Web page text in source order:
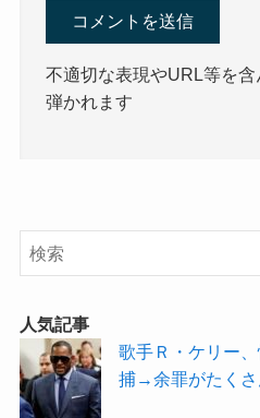
不適切な表現やURL等を
弾かれます
人気記事
歌手Ｒ・ケリー
捕→余罪がたく